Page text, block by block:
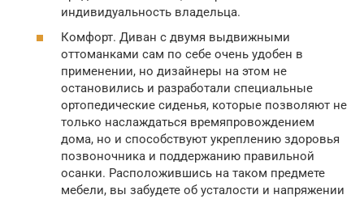
индивидуальность владельца.
Комфорт. Диван с двумя выдвижными
оттоманками сам по себе очень удобен в
применении, но дизайнеры на этом не
остановились и разработали специальные
ортопедические сиденья, которые позволяют не
только наслаждаться времяпровождением
дома, но и способствуют укреплению здоровья
позвоночника и поддержанию правильной
осанки. Расположившись на таком предмете
мебели, вы забудете об усталости и напряжении